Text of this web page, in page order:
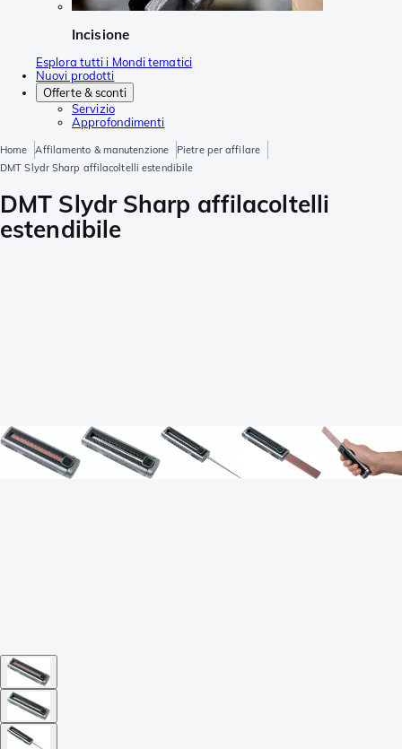
Incisione
Esplora tutti i Mondi tematici
Nuovi prodotti
Offerte & sconti
Servizio
Approfondimenti
Home Affilamento & manutenzione
Pietre per affilare
DMT Slydr Sharp affilacoltelli estendibile
DMT Slydr Sharp affilacoltelli
estendibile